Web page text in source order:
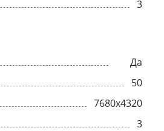
3
Да
50
7680x4320
3